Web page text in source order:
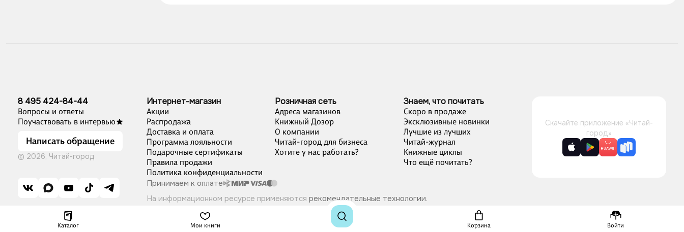
Каталог Мои книги Корзина Войти
8 495 424-84-44
Вопросы и ответы
Поучаствовать в интервью
Написать обращение
© 2026, Читай-город
Интернет-магазин
Акции
Распродажа
Доставка и оплата
Программа лояльности
Подарочные сертификаты
Правила продажи
Политика конфиденциальности
Розничная сеть
Адреса магазинов
Книжный Дозор
О компании
Читай-город для бизнеса
Хотите у нас работать?
Знаем, что почитать
Скоро в продаже
Эксклюзивные новинки
Лучшие из лучших
Читай-журнал
Книжные циклы
Что ещё почитать?
Принимаем к оплате
На информационном ресурсе применяются рекомендательные технологии.
Скачайте приложение «Читай-
город»